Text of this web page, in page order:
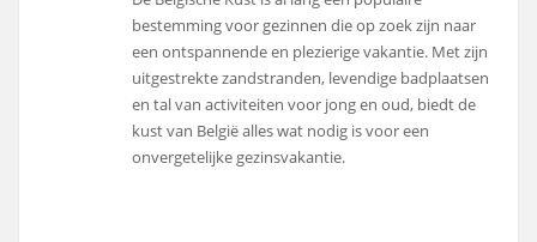
bestemming voor gezinnen die op zoek zijn naar
een ontspannende en plezierige vakantie. Met zijn
uitgestrekte zandstranden, levendige badplaatsen
en tal van activiteiten voor jong en oud, biedt de
kust van België alles wat nodig is voor een
onvergetelijke gezinsvakantie.